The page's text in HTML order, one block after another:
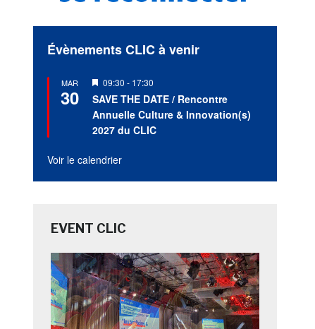
Évènements CLIC à venir
MAR
30
Mis
en
avant
09:30 - 17:30
SAVE THE DATE / Rencontre
Annuelle Culture & Innovation(s)
2027 du CLIC
Voir le calendrier
EVENT CLIC